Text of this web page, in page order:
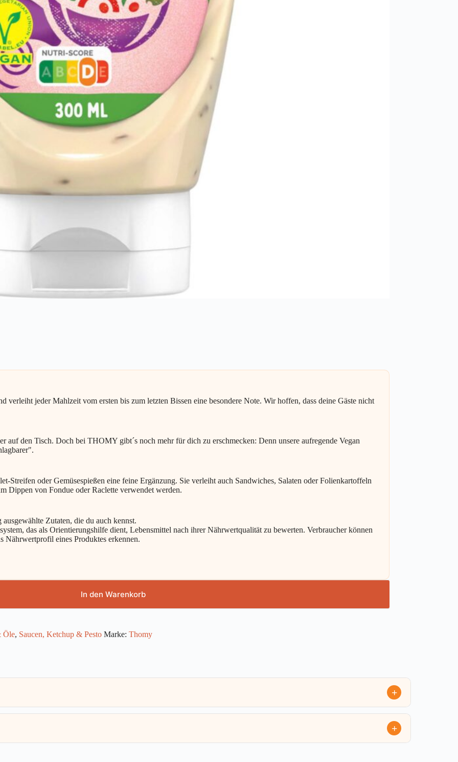
jeder Mahlzeit vom ersten bis zum letzten Bissen eine besondere Note. Wir hoffen, dass deine Gäste nicht
den Tisch. Doch bei THOMY gibt´s noch mehr für dich zu erschmecken: Denn unsere aufregende Vegan
Streifen oder Gemüsespießen eine feine Ergänzung. Sie verleiht auch Sandwiches, Salaten oder Folienkartoffeln
Dippen von Fondue oder Raclette verwendet werden.
Zutaten, die du auch kennst.
das als Orientierungshilfe dient, Lebensmittel nach ihrer Nährwertqualität zu bewerten. Verbraucher können
Nährwertprofil eines Produktes erkennen.
In den Warenkorb
Öle, Saucen, Ketchup & Pesto Marke: Thomy